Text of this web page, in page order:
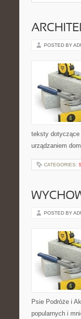
POSTED BY
teksty dotyczące
urządzaniem
CATEGORIES:
POSTED BY
Psie Podróże i
popularnych i